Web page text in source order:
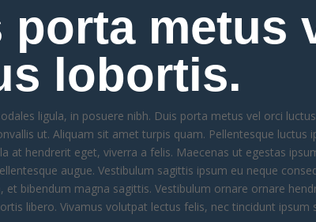
porta metus
lobortis.
ligula, in posuere nibh. Duis porta metus vel orci
ut. Aliquam sit amet turpis quam. Pellentesque luctus
at hendrerit eget, viverra a felis. Maecenas ut egestas
augue. Vestibulum sagittis ipsum eu neque
et bibendum magna sagittis. Vestibulum ornare ornare
libero. Vivamus volutpat lectus felis, nec tincidunt ipsum